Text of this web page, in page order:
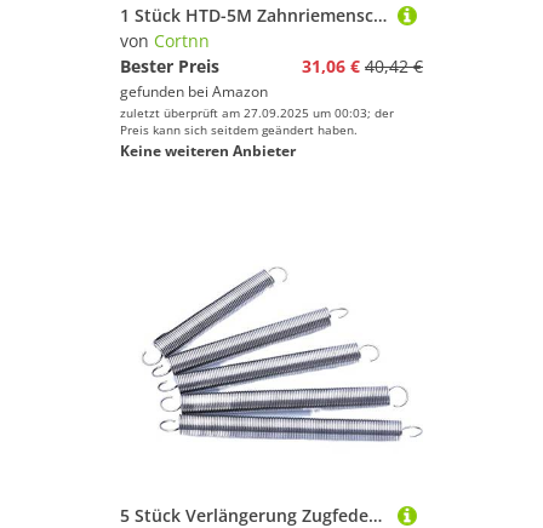
1 Stück HTD-5M Zahnriemenscheibe 32/34/36/38/40 Zähne Pitch 5 mm mit Schritt/Nut Zahnriemenscheibe Breite 16 mm(5M-40Teeth,Bore 19mm-6x2.8mm)
von Cortnn
Bester Preis
31,06 € 40,42 €
gefunden bei Amazon
zuletzt überprüft am 27.09.2025 um 00:03; der
Preis kann sich seitdem geändert haben.
Keine weiteren Anbieter
5 Stück Verlängerung Zugfeder Haken Enddraht Durchmesser 0,5 mm Länge 70 mm 80 mm 90 mm 100 mm 120 mm Außendurchmesser 3 mm 4 mm 5 mm 6 mm(100mm,6mm)